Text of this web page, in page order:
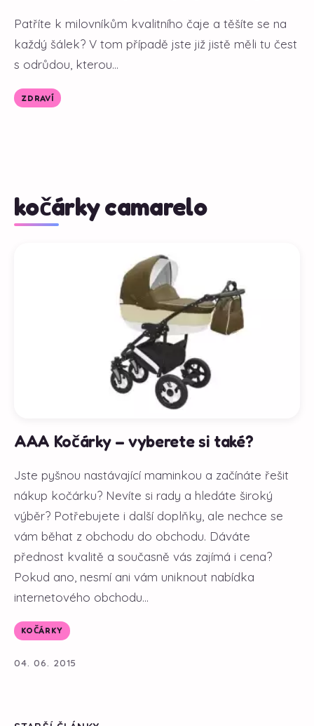
Patříte k milovníkům kvalitního čaje a těšíte se na
každý šálek? V tom případě jste již jistě měli tu čest
s odrůdou, kterou...
ZDRAVÍ
kočárky camarelo
AAA Kočárky – vyberete si také?
Jste pyšnou nastávající maminkou a začínáte řešit
nákup kočárku? Nevíte si rady a hledáte široký
výběr? Potřebujete i další doplňky, ale nechce se
vám běhat z obchodu do obchodu. Dáváte
přednost kvalitě a současně vás zajímá i cena?
Pokud ano, nesmí ani vám uniknout nabídka
internetového obchodu...
KOČÁRKY
04. 06. 2015